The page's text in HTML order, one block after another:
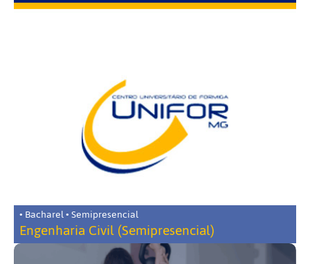
• Bacharel • Semipresencial
Engenharia Civil (Semipresencial)